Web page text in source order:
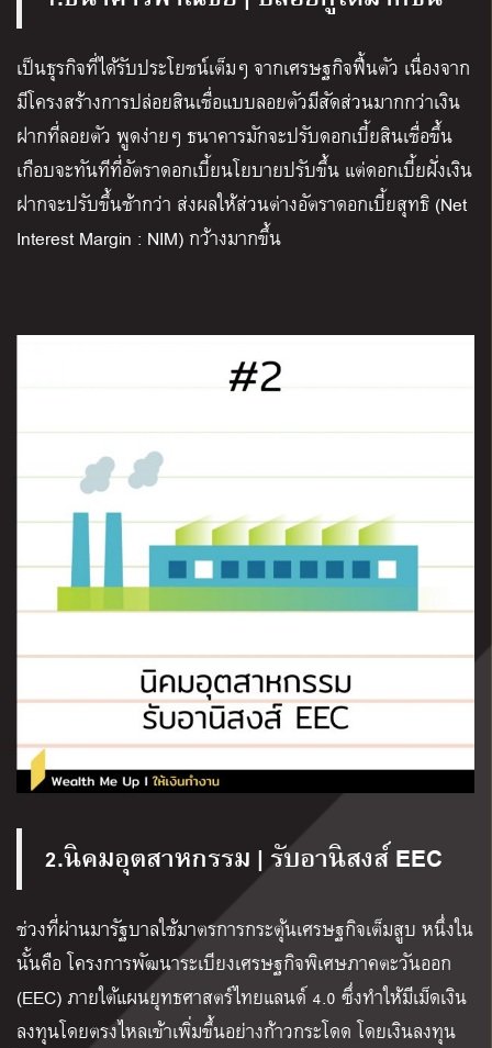
เป็นธุรกิจที่ได้รับประโยชน์เต็มๆ จากเศรษฐกิจฟื้นตัว เนื่องจาก
มีโครงสร้างการปล่อยสินเชื่อแบบลอยตัวมีสัดส่วนมากกว่าเงิน
ฝากที่ลอยตัว พูดง่ายๆ ธนาคารมักจะปรับดอกเบี้ยสินเชื่อขึ้น
เกือบจะทันทีที่อัตราดอกเบี้ยนโยบายปรับขึ้น แต่ดอกเบี้ยฝั่งเงิน
ฝากจะปรับขึ้นช้ากว่า ส่งผลให้ส่วนต่างอัตราดอกเบี้ยสุทธิ (Net
Interest Margin : NIM) กว้างมากขึ้น
2.นิคมอุตสาหกรรม | รับอานิสงส์ EEC
ช่วงที่ผ่านมารัฐบาลใช้มาตรการกระตุ้นเศรษฐกิจเต็มสูบ หนึ่งใน
นั้นคือโครงการพัฒนาระเบียงเศรษฐกิจพิเศษภาคตะวันออก
(EEC) ภายใต้แผนยุทธศาสตร์ไทยแลนด์ 4.0 ซึ่งทำให้มีเม็ดเงิน
ลงทุนโดยตรงไหลเข้าเพิ่มขึ้นอย่างก้าวกระโดด โดยเงินลงทุน